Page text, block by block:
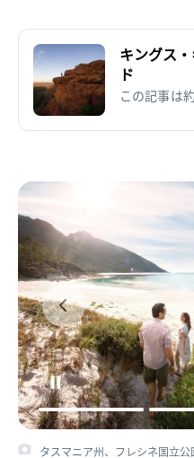
キングス
ド
この記事は
タスマニア州、フレシネ国立